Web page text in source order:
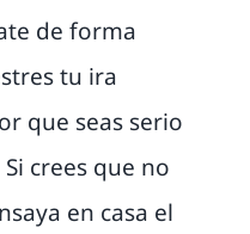
de forma
tu ira
que seas serio
crees que no
en casa el